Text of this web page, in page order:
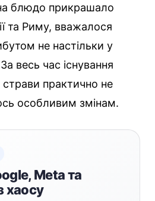
блюдо прикрашало
та Риму, вважалося
не настільки у
весь час існування
практично не
особливим змінам.
Meta та
хаосу